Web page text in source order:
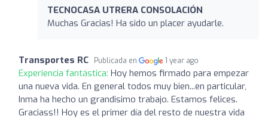
TECNOCASA UTRERA CONSOLACIÓN
Muchas Gracias! Ha sido un placer ayudarle.
Transportes RC Publicada en 1 year ago
Experiencia fantástica: Hoy hemos firmado para empezar
una nueva vida. En general todos muy bien...en particular,
Inma ha hecho un grandisimo trabajo. Estamos felices.
Graciass!! Hoy es el primer día del resto de nuestra vida